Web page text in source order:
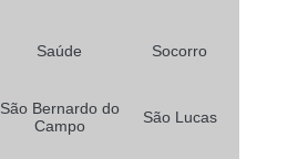
Saúde Socorro
São Bernardo do
Campo
São Lucas